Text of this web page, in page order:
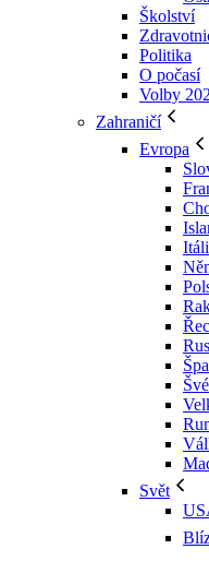
Školství
Politika
O počasí
Volby
Zahraničí
Evropa
Svět